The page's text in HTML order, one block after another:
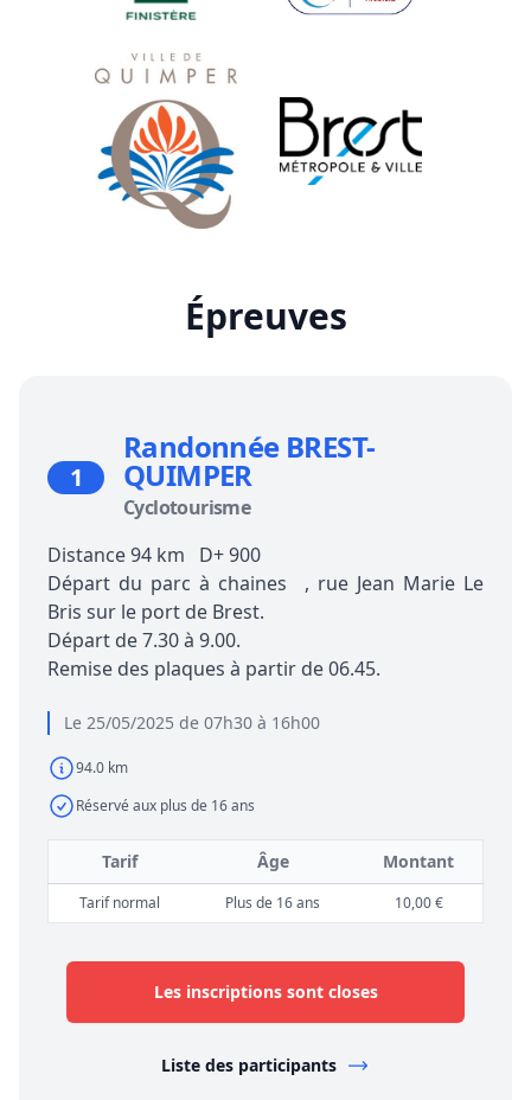
Épreuves
Le 25/05/2025 de 07h30 à 16h00
94.0 km
Réservé aux plus de 16 ans
1
Randonnée BREST-
QUIMPER
Cyclotourisme
Distance 94 km D+ 900
Départ du parc à chaines , rue Jean Marie Le
Bris sur le port de Brest.
Départ de 7.30 à 9.00.
Remise des plaques à partir de 06.45.
Tarif Âge Montant
Tarif normal Plus de 16 ans 10,00 €
Les inscriptions sont closes
Liste des participants